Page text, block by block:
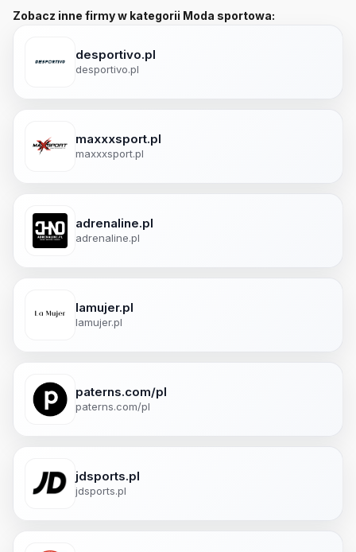
Zobacz inne firmy w kategorii Moda sportowa:
desportivo.pl
desportivo.pl
maxxxsport.pl
maxxxsport.pl
adrenaline.pl
adrenaline.pl
lamujer.pl
lamujer.pl
paterns.com/pl
paterns.com/pl
jdsports.pl
jdsports.pl